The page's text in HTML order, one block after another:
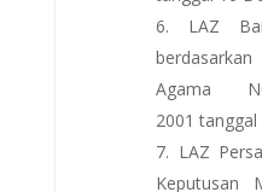
LAZ
Agama
2001
LAZ
Keputusan